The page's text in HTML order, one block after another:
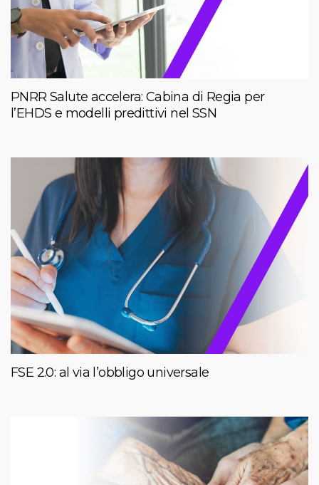
PNRR Salute accelera: Cabina di Regia per
l’EHDS e modelli predittivi nel SSN
FSE 2.0: al via l’obbligo universale